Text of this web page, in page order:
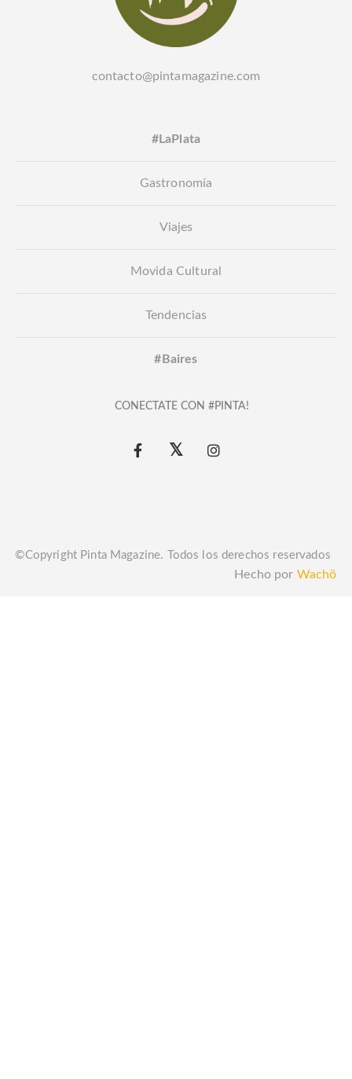
contacto@pintamagazine.com
#LaPlata
Gastronomía
Viajes
Movida Cultural
Tendencias
#Baires
CONECTATE CON #PINTA!
©Copyright Pinta Magazine. Todos los derechos reservados
Hecho por Wachö